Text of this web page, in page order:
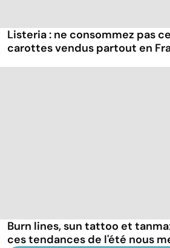
Listeria : ne consommez pas
carottes vendus partout en
Burn lines, sun tattoo et
ces tendances de l'été nous